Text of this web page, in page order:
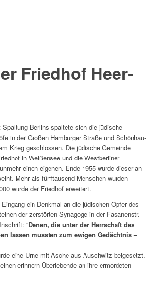
Fried­hof Heer­
Spal­tung Berlins spal­tete sich die jüdi­sche
in der Großen Hambur­ger Straße und Schön­hau­
Krieg geschlos­sen. Die jüdi­sche Gemeinde
in Weißen­see und die West­ber­li­ner
einen eige­nen. Ende 1955 wurde dieser an
Mehr als fünf­tau­send Menschen wurden
wurde der Fried­hof erwei­tert.
ein Denk­mal an die jüdi­schen Opfer des
der zerstör­ten Synagoge in der Fasa­nen­str.
“Denen, die unter der Herr­schaft des
lassen muss­ten zum ewigen Gedächt­nis –
eine Urne mit Asche aus Ausch­witz beigesetzt.
erin­nern Über­le­bende an ihre ermor­de­ten